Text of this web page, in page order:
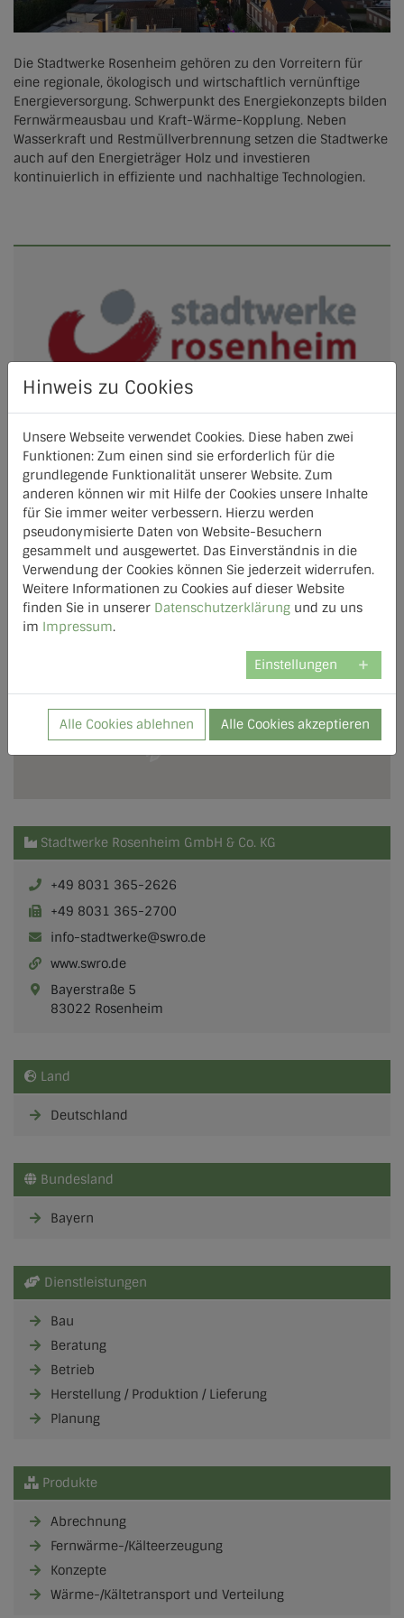
Lich
Oberaudorf
Olbersdorf
Raubling
Wettenberg
Die Stadtwerke Rosenheim gehören zu den Vorreitern für
eine regionale, ökologisch und wirtschaftlich vernünftige
Energieversorgung. Schwerpunkt des Energiekonzepts bilden
Fernwärmeausbau und Kraft-Wärme-Kopplung. Neben
Wasserkraft und Restmüllverbrennung setzen die Stadtwerke
auch auf den Energieträger Holz und investieren
kontinuierlich in effiziente und nachhaltige Technologien.
Stadtwerke Rosenheim GmbH & Co. KG
+49 8031 365-2626
+49 8031 365-2700
info-stadtwerke@swro.de
www.swro.de
Bayerstraße 5
83022 Rosenheim
Land
Deutschland
Bundesland
Bayern
Dienstleistungen
Bau
Beratung
Betrieb
Herstellung / Produktion / Lieferung
Planung
Produkte
Abrechnung
Fernwärme-/Kälteerzeugung
Konzepte
Wärme-/Kältetransport und Verteilung
Hinweis zu Cookies
Unsere Webseite verwendet Cookies. Diese haben zwei
Funktionen: Zum einen sind sie erforderlich für die
grundlegende Funktionalität unserer Website. Zum
anderen können wir mit Hilfe der Cookies unsere Inhalte
für Sie immer weiter verbessern. Hierzu werden
pseudonymisierte Daten von Website-Besuchern
gesammelt und ausgewertet. Das Einverständnis in die
Verwendung der Cookies können Sie jederzeit widerrufen.
Weitere Informationen zu Cookies auf dieser Website
finden Sie in unserer Datenschutzerklärung und zu uns
im Impressum.
Einstellungen
Alle Cookies ablehnen Alle Cookies akzeptieren